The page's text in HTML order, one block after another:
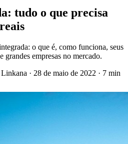
tudo o que precisa
o que é, como funciona, seus
grandes empresas no mercado.
· 28 de maio de 2022 · 7 min